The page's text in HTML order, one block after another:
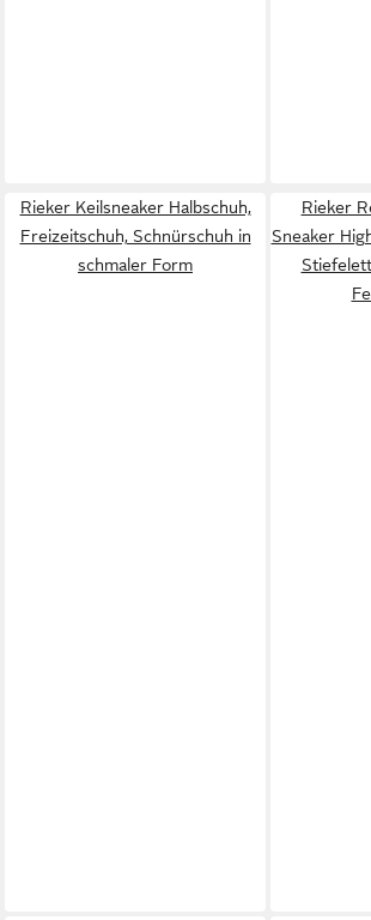
Rieker Keilsneaker Halbschuh,
Freizeitschuh, Schnürschuh in
schmaler Form
Rieker
Sneaker